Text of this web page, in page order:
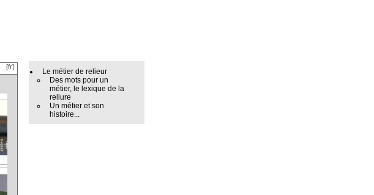
Le métier de relieur
Des mots pour un
métier, le lexique de la
reliure
Un métier et son
histoire...
[fr]